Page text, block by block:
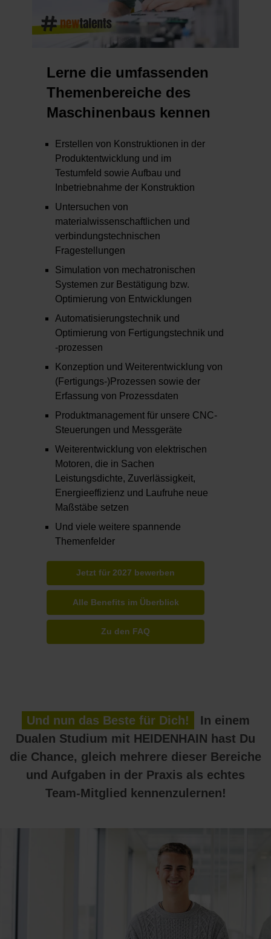
Lerne die umfassenden
Themenbereiche des
Maschinenbaus kennen
Erstellen von Konstruktionen in der
Produktentwicklung und im
Testumfeld sowie Aufbau und
Inbetriebnahme der Konstruktion
Untersuchen von
materialwissenschaftlichen und
verbindungstechnischen
Fragestellungen
Simulation von mechatronischen
Systemen zur Bestätigung bzw.
Optimierung von Entwicklungen
Automatisierungstechnik und
Optimierung von Fertigungstechnik und
-prozessen
Konzeption und Weiterentwicklung von
(Fertigungs-)Prozessen sowie der
Erfassung von Prozessdaten
Produktmanagement für unsere CNC-
Steuerungen und Messgeräte
Weiterentwicklung von elektrischen
Motoren, die in Sachen
Leistungsdichte, Zuverlässigkeit,
Energieeffizienz und Laufruhe neue
Maßstäbe setzen
Und viele weitere spannende
Themenfelder
Jetzt für 2027 bewerben
Alle Benefits im Überblick
Zu den FAQ
Und nun das Beste für Dich!
In einem
Dualen Studium mit HEIDENHAIN hast Du
die Chance, gleich mehrere dieser Bereiche
und Aufgaben in der Praxis als echtes
Team-Mitglied kennenzulernen!